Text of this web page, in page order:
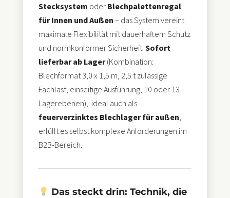
Stecksystem oder Blechpalettenregal
für Innen und Außen – das System vereint
maximale Flexibilität mit dauerhaftem Schutz
und normkonformer Sicherheit. Sofort
lieferbar ab Lager(Kombination:
Blechformat 3,0 x 1,5 m, 2,5 t zulässige
Fachlast, einseitige Ausführung, 10 oder 13
Lagerebenen), ideal auch als
feuerverzinktes Blechlager für außen
erfüllt es selbst komplexe Anforderungen im
B2B-Bereich.
Das steckt drin: Technik, die